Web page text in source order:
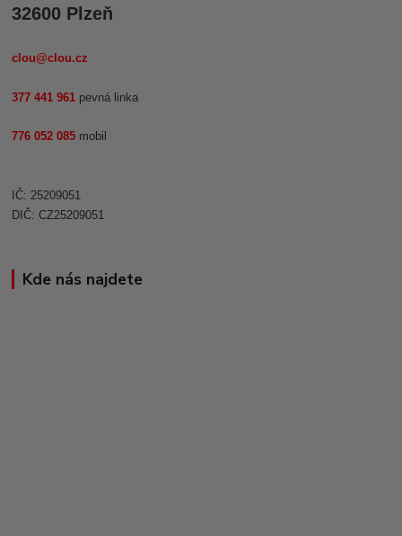
32600 Plzeň
clou@clou.cz
377 441 961 pevná linka
776 052 085 mobil
IČ: 25209051
DIČ: CZ25209051
Kde nás najdete